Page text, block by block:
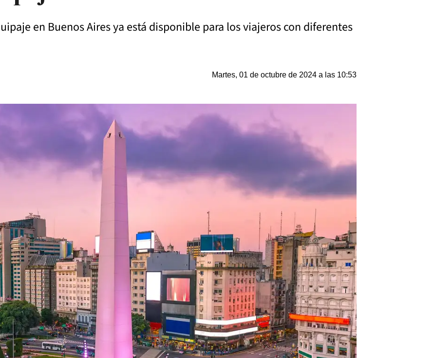
en Buenos Aires ya está disponible para los viajeros con diferentes
Martes, 01 de octubre de 2024 a las 10:53